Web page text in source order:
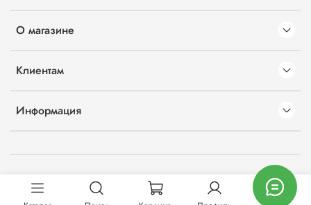
О магазине
Клиентам
Информация